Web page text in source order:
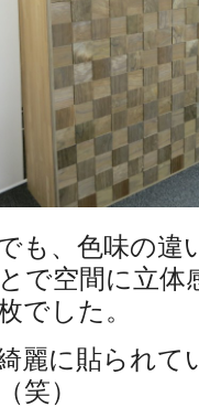
も、色味の違
で空間に立体
でした。
麗に貼られて
笑）